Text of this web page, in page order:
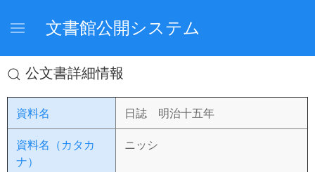
文書館公開システム
公文書詳細情報
資料名 日誌 明治十五年
資料名（カタカ
ナ）
ニッシ